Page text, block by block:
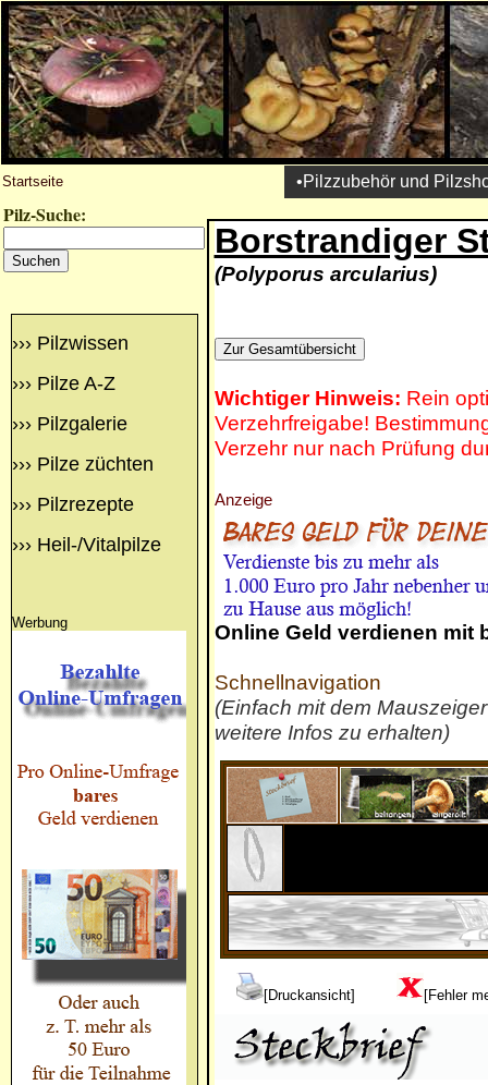
Startseite •Pilzzubehör und
Pilz-Suche:
››› Pilzwissen
››› Pilze A-Z
››› Pilzgalerie
››› Pilze züchten
››› Pilzrezepte
››› Heil-/Vitalpilze
Werbung
Borstrandiger
(Polyporus arcularius)
Wichtiger Hinweis: Rein
Verzehrfreigabe!
Verzehr nur nach Prüfung
Anzeige
Online Geld verdienen mit
Schnellnavigation
(Einfach mit dem
weitere Infos zu erhalten)
[Druckansicht] [Fehler